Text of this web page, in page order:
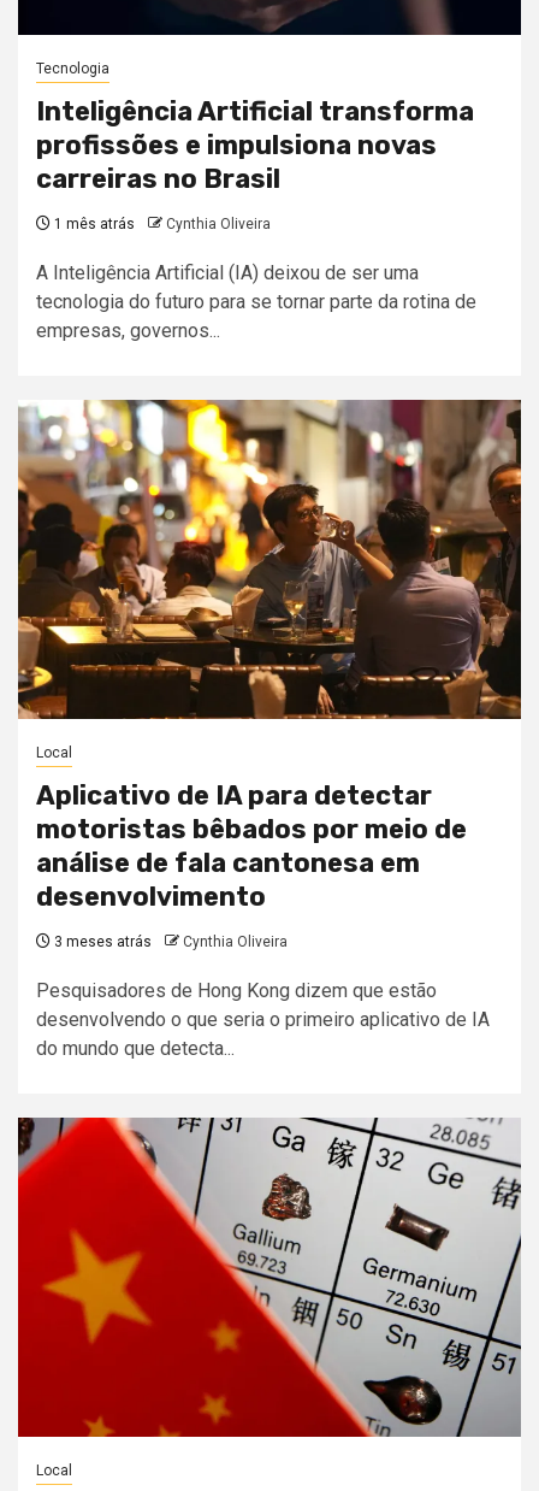
Tecnologia
Inteligência Artificial transforma
profissões e impulsiona novas
carreiras no Brasil
1 mês atrás Cynthia Oliveira
A Inteligência Artificial (IA) deixou de ser uma
tecnologia do futuro para se tornar parte da rotina de
empresas, governos...
Local
Aplicativo de IA para detectar
motoristas bêbados por meio de
análise de fala cantonesa em
desenvolvimento
3 meses atrás Cynthia Oliveira
Pesquisadores de Hong Kong dizem que estão
desenvolvendo o que seria o primeiro aplicativo de IA
do mundo que detecta...
Local